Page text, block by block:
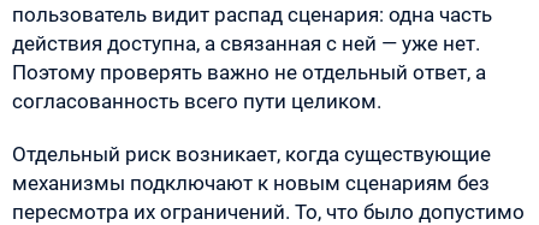
пользователь видит распад сценария: одна часть
действия доступна, а связанная с ней — уже нет.
Поэтому проверять важно не отдельный ответ, а
согласованность всего пути целиком.
Отдельный риск возникает, когда существующие
механизмы подключают к новым сценариям без
пересмотра их ограничений. То, что было допустимо